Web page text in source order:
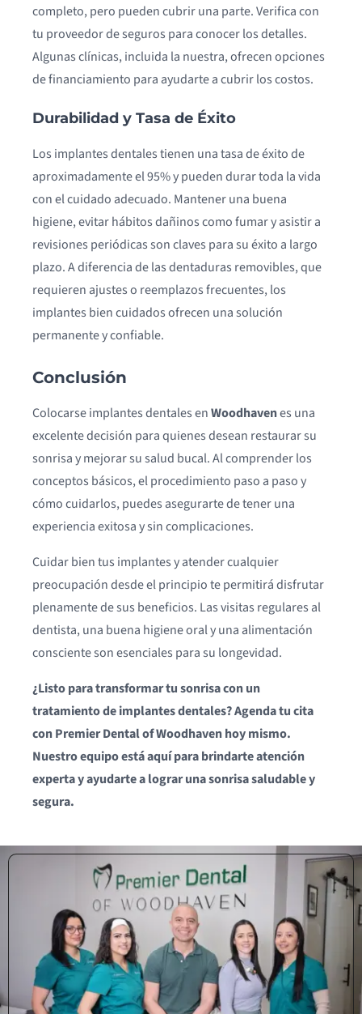
completo, pero pueden cubrir una parte. Verifica con
tu proveedor de seguros para conocer los detalles.
Algunas clínicas, incluida la nuestra, ofrecen opciones
de financiamiento para ayudarte a cubrir los costos.
Durabilidad y Tasa de Éxito
Los implantes dentales tienen una tasa de éxito de
aproximadamente el 95% y pueden durar toda la vida
con el cuidado adecuado. Mantener una buena
higiene, evitar hábitos dañinos como fumar y asistir a
revisiones periódicas son claves para su éxito a largo
plazo. A diferencia de las dentaduras removibles, que
requieren ajustes o reemplazos frecuentes, los
implantes bien cuidados ofrecen una solución
permanente y confiable.
Conclusión
Colocarse implantes dentales enWoodhavenes una
excelente decisión para quienes desean restaurar su
sonrisa y mejorar su salud bucal. Al comprender los
conceptos básicos, el procedimiento paso a paso y
cómo cuidarlos, puedes asegurarte de tener una
experiencia exitosa y sin complicaciones.
Cuidar bien tus implantes y atender cualquier
preocupación desde el principio te permitirá disfrutar
plenamente de sus beneficios. Las visitas regulares al
dentista, una buena higiene oral y una alimentación
consciente son esenciales para su longevidad.
¿Listo para transformar tu sonrisa con un
tratamiento de implantes dentales? Agenda tu cita
con Premier Dental of Woodhaven hoy mismo.
Nuestro equipo está aquí para brindarte atención
experta y ayudarte a lograr una sonrisa saludable y
segura.